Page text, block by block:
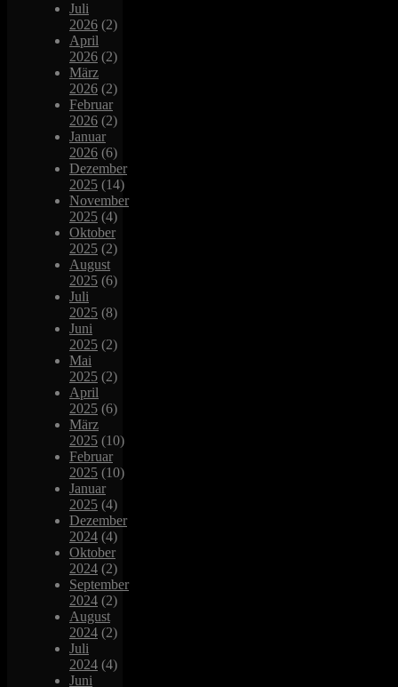
Juli
2026 (2)
April
2026 (2)
März
2026 (2)
Februar
2026 (2)
Januar
2026 (6)
Dezember
2025 (14)
November
2025 (4)
Oktober
2025 (2)
August
2025 (6)
Juli
2025 (8)
Juni
2025 (2)
Mai
2025 (2)
April
2025 (6)
März
2025 (10)
Februar
2025 (10)
Januar
2025 (4)
Dezember
2024 (4)
Oktober
2024 (2)
September
2024 (2)
August
2024 (2)
Juli
2024 (4)
Juni